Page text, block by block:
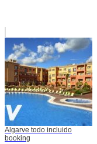
Algarve todo incluido
booking